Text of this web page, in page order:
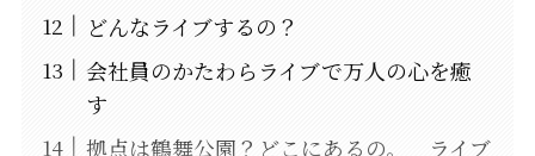
どんなライブするの？
会社員のかたわらライブで万人の心を癒
す
拠点は鶴舞公園？どこにあるの。 ライブ